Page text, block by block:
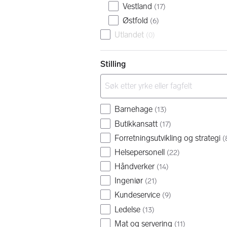
Vestland (17)
Østfold (6)
Utlandet (0)
Stilling
Barnehage (13)
Butikkansatt (17)
Forretningsutvikling og strategi (
Helsepersonell (22)
Håndverker (14)
Ingeniør (21)
Kundeservice (9)
Ledelse (13)
Mat og servering (11)